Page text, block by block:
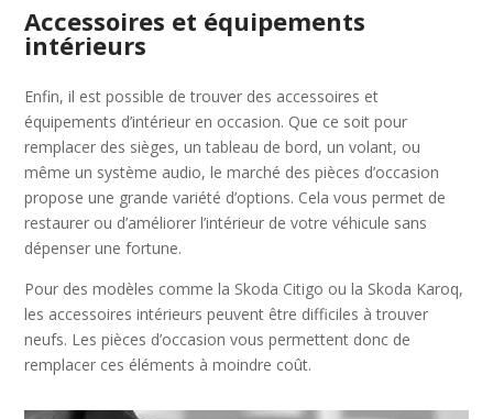
Accessoires et équipements
intérieurs
Enfin, il est possible de trouver des accessoires et
équipements d’intérieur en occasion. Que ce soit pour
remplacer des sièges, un tableau de bord, un volant, ou
même un système audio, le marché des pièces d’occasion
propose une grande variété d’options. Cela vous permet de
restaurer ou d’améliorer l’intérieur de votre véhicule sans
dépenser une fortune.
Pour des modèles comme la Skoda Citigo ou la Skoda Karoq,
les accessoires intérieurs peuvent être difficiles à trouver
neufs. Les pièces d’occasion vous permettent donc de
remplacer ces éléments à moindre coût.